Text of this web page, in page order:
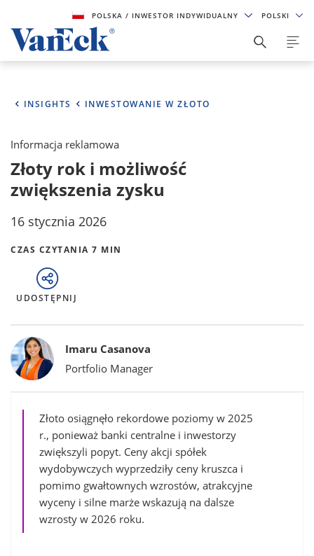
POLSKA/ INWESTOR INDYWIDUALNY POLSKI
INSIGHTS INWESTOWANIE W ZŁOTO
Informacja reklamowa
Złoty rok i możliwość
zwiększenia zysku
16 stycznia 2026
CZAS CZYTANIA 7 MIN
UDOSTĘPNIJ
Bylines
Imaru Casanova
Portfolio Manager
Złoto osiągnęło rekordowe poziomy w 2025
r., ponieważ banki centralne i inwestorzy
zwiększyli popyt. Ceny akcji spółek
wydobywczych wyprzedziły ceny kruszca i
pomimo gwałtownych wzrostów, atrakcyjne
wyceny i silne marże wskazują na dalsze
wzrosty w 2026 roku.